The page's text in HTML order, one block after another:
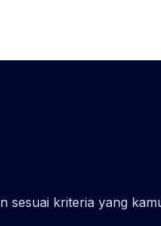
sesuai kriteria yang